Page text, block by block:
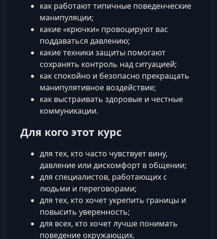
как работают типичные поведенческие
манипуляции;
какие «крючки» провоцируют вас
поддаваться давлению;
какие техники защиты помогают
сохранять контроль над ситуацией;
как спокойно и безопасно прекращать
манипулятивное воздействие;
как выстраивать здоровые и честные
коммуникации.
Для кого этот курс
для тех, кто часто чувствует вину,
давление или дискомфорт в общении;
для специалистов, работающих с
людьми и переговорами;
для тех, кто хочет укрепить границы и
повысить уверенность;
для всех, кто хочет лучше понимать
поведение окружающих.